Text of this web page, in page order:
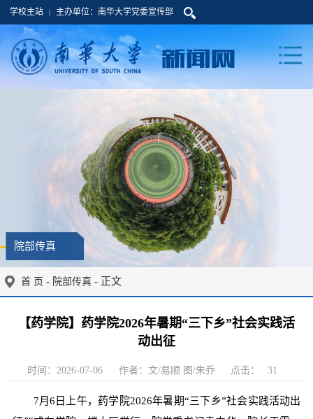
学校主站 | 主办单位：南华大学党委宣传部
院部传真
首 页 - 院部传真 - 正文
【药学院】药学院2026年暑期“三下乡”社会实践活
动出征
时间：2026-07-06 作者：文/易顺 图/朱乔 点击： 31
7月6日上午，药学院2026年暑期“三下乡”社会实践活动出